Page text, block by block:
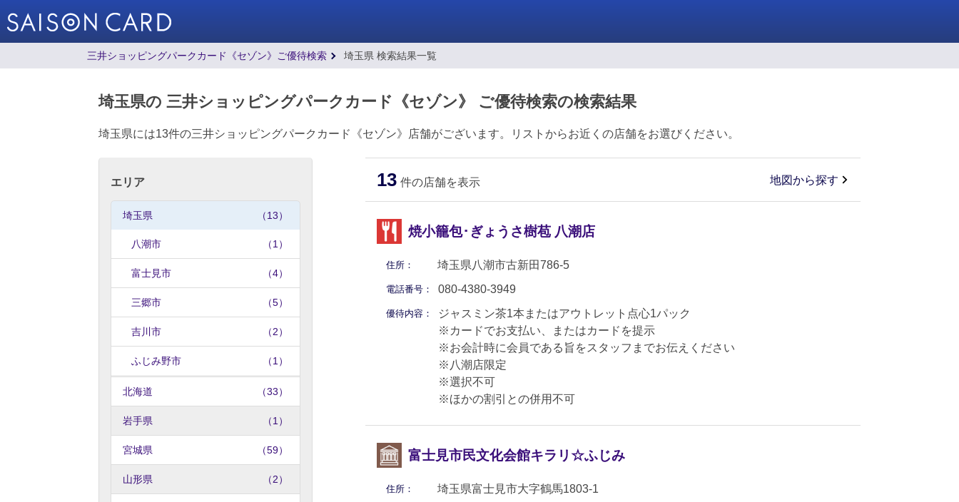
三井ショッピングパークカード《セゾン》ご優待検索 埼玉県 検索結果一覧
埼玉県の 三井ショッピングパークカード《セゾン》 ご優待検索の検索結果
埼玉県には13件の三井ショッピングパークカード《セゾン》店舗がございます。リストからお近くの店舗をお選びください。
エリア
埼玉県 （13）
八潮市 （1）
富士見市 （4）
三郷市 （5）
吉川市 （2）
ふじみ野市 （1）
北海道 （33）
岩手県 （1）
宮城県 （59）
山形県 （2）
13 件の店舗を表示 地図から探す
焼小籠包･ぎょうさ樹苞 八潮店
住所： 埼玉県八潮市古新田786-5
電話番号： 080-4380-3949
優待内容：
ジャスミン茶1本またはアウトレット点心1パック
※カードでお支払い、またはカードを提示
※お会計時に会員である旨をスタッフまでお伝えください
※八潮店限定
※選択不可
※ほかの割引との併用不可
富士見市民文化会館キラリ☆ふじみ
住所： 埼玉県富士見市大字鶴馬1803-1